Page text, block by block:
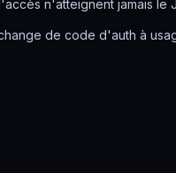
n'atteignent jamais le
de code d'auth à